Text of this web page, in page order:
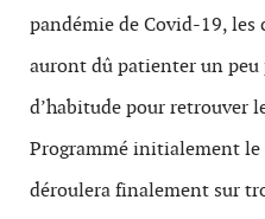
pandémie de Covid-19,
auront dû patienter un
d’habitude pour retrouver
Programmé initialement le
déroulera finalement sur